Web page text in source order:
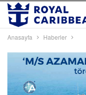
Anasayfa Haberler